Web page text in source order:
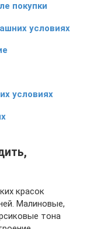
покупки
условиях
условиях
красок
Малиновые,
тона